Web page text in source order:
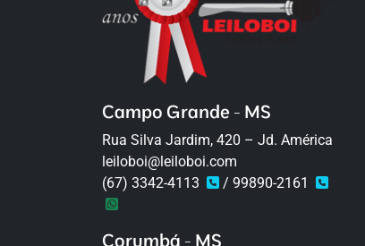
Campo Grande - MS
Rua Silva Jardim, 420 – Jd. América
leiloboi@leiloboi.com
(67) 3342-4113
/ 99890-2161
Corumbá - MS